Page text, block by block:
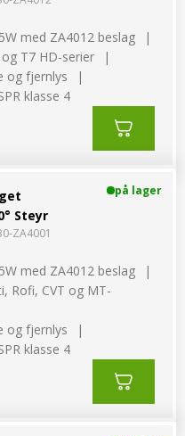
med ZA4012 beslag
T7 HD-serier
og fjernlys
klasse 4
Steyr
ZA4001
på lager
med ZA4012 beslag
Rofi, CVT og MT-
og fjernlys
klasse 4